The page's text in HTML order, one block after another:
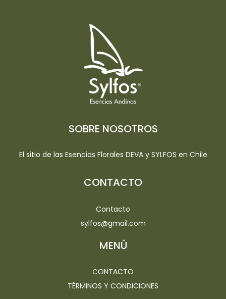
SOBRE NOSOTROS
El sitio de las Esencias Florales DEVA y SYLFOS en Chile
CONTACTO
Contacto
sylfos@gmail.com
MENÚ
CONTACTO
TÉRMINOS Y CONDICIONES